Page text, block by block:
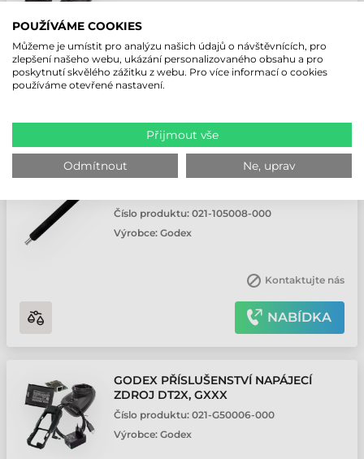
Výrobce:
Kontaktujte nás
GODEX NÁHRADNÍ DÍL G300/G330
Číslo produktu: 021-105008-000
Výrobce: Godex
Kontaktujte nás
NABÍDKA
GODEX PŘÍSLUŠENSTVÍ NAPÁJECÍ
ZDROJ DT2X, GXXX
Číslo produktu: 021-G50006-000
Výrobce: Godex
POUŽÍVÁME COOKIES
Můžeme je umístit pro analýzu našich údajů o návštěvnících, pro
zlepšení našeho webu, ukázání personalizovaného obsahu a pro
poskytnutí skvělého zážitku z webu. Pro více informací o cookies
používáme otevřené nastavení.
Přijmout vše
Odmítnout Ne, uprav